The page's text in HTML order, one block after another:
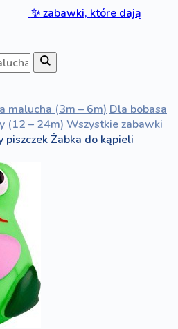
✨zabawki, które dają
malucha (3m – 6m) Dla bobasa
(12 – 24m) Wszystkie zabawki
piszczek Żabka do kąpieli